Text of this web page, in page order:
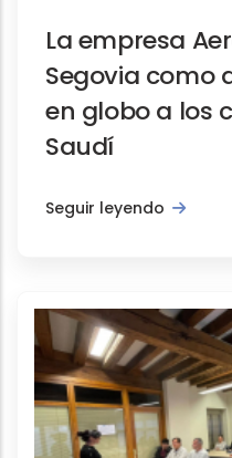
La empresa
Segovia como
en globo a los
Saudí
Seguir leyendo